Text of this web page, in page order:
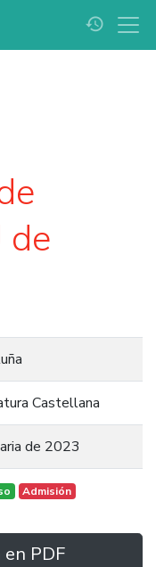
history
de
Castellana
de 2023
Admisión
PDF